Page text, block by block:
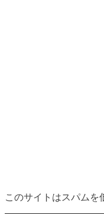
このサイトはスパムを